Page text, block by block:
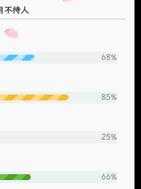
不待人
68%
85%
25%
66%